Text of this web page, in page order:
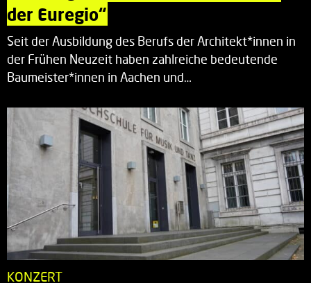
der Euregio“
Seit der Ausbildung des Berufs der Architekt*innen in
der Frühen Neuzeit haben zahlreiche bedeutende
Baumeister*innen in Aachen und…
KONZERT